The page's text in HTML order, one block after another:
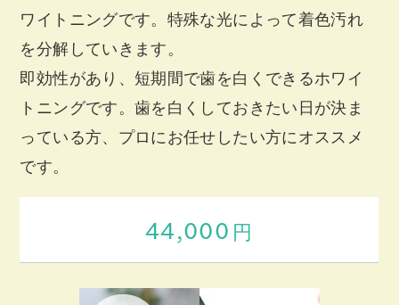
ワイトニングです。特殊な光によって着色汚れ
を分解していきます。
即効性があり、短期間で歯を白くできるホワイ
トニングです。歯を白くしておきたい日が決ま
っている方、プロにお任せしたい方にオススメ
です。
44,000 円